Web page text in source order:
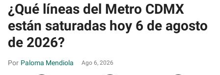
¿Qué líneas del Metro CDMX
están saturadas hoy 6 de agosto
de 2026?
Paloma Mendiola Ago 6, 2026